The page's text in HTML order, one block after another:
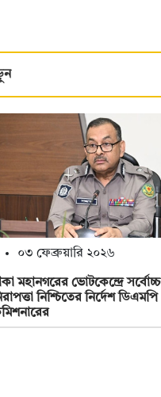
০৩ ফেব্রুয়ারি ২০২৬
মহানগরের ভোটকেন্দ্রে সর্বোচ্চ
নিশ্চিতের নির্দেশ ডিএমপি